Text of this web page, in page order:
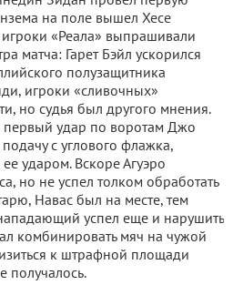
на поле вышел Хесе
«Реала» выпрашивали
матча: Гарет Бэйл ускорился
полузащитника
игроки «сливочных»
но судья был другого мнения.
первый удар по воротам Джо
с углового флажка,
ударом. Вскоре Агуэро
но не успел толком обработать
Навас был на месте, тем
успел еще и нарушить
комбинировать мяч на чужой
к штрафной площади
получалось.